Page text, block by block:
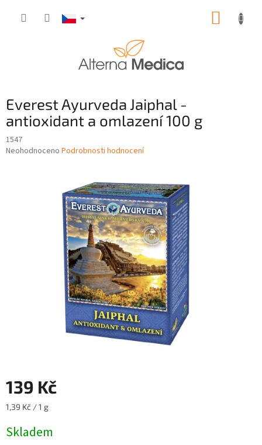
Everest Ayurveda Jaiphal -
antioxidant a omlazení 100 g
1547
Průměrné
Neohodnoceno Podrobnosti hodnocení
139 Kč
Měrná
1,39 Kč / 1 g
Skladem